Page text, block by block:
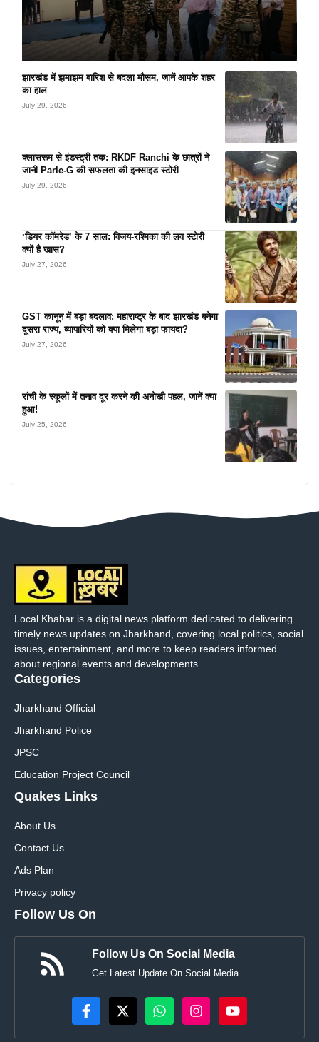
झारखंड में झमाझम बारिश से बदला मौसम, जानें आपके शहर
का हाल
July 29, 2026
क्लासरूम से इंडस्ट्री तक: RKDF Ranchi के छात्रों ने
जानी Parle-G की सफलता की इनसाइड स्टोरी
July 29, 2026
‘डियर कॉमरेड’ के 7 साल: विजय-रश्मिका की लव स्टोरी
क्यों है खास?
July 27, 2026
GST कानून में बड़ा बदलाव: महाराष्ट्र के बाद झारखंड बनेगा
दूसरा राज्य, व्यापारियों को क्या मिलेगा बड़ा फायदा?
July 27, 2026
रांची के स्कूलों में तनाव दूर करने की अनोखी पहल, जानें क्या
हुआ!
July 25, 2026
Local Khabar is a digital news platform dedicated to delivering
timely news updates on Jharkhand, covering local politics, social
issues, entertainment, and more to keep readers informed
about regional events and developments..
Categories
Jharkhand Official
Jharkhand Police
JPSC
Education Project Council
Quakes Links
About Us
Contact Us
Ads Plan
Privacy policy
Follow Us On
Follow Us On Social Media
Get Latest Update On Social Media